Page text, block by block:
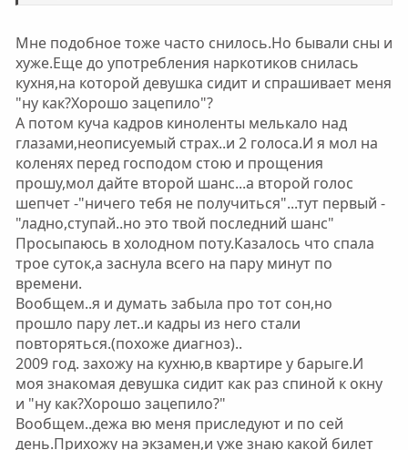
Мне подобное тоже часто снилось.Но бывали сны и
хуже.Еще до употребления наркотиков снилась
кухня,на которой девушка сидит и спрашивает меня
"ну как?Хорошо зацепило"?
А потом куча кадров киноленты мелькало над
глазами,неописуемый страх..и 2 голоса.И я мол на
коленях перед господом стою и прощения
прошу,мол дайте второй шанс...а второй голос
шепчет -"ничего тебя не получиться"...тут первый -
"ладно,ступай..но это твой последний шанс"
Просыпаюсь в холодном поту.Казалось что спала
трое суток,а заснула всего на пару минут по
времени.
Вообщем..я и думать забыла про тот сон,но
прошло пару лет..и кадры из него стали
повторяться.(похоже диагноз)..
2009 год. захожу на кухню,в квартире у барыге.И
моя знакомая девушка сидит как раз спиной к окну
и "ну как?Хорошо зацепило?"
Вообщем..дежа вю меня приследуют и по сей
день.Прихожу на экзамен,и уже знаю какой билет